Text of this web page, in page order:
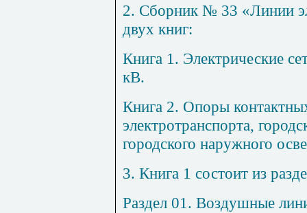
2. Сборник № 33 «Линии
двух книг:
Книга 1. Электрические
кВ.
Книга 2. Опоры
электротранспорта,
городского наружного
3. Книга 1 состоит из
Раздел 01. Воздушные